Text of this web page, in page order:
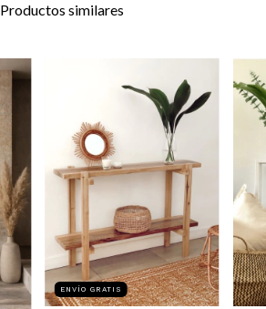
Productos similares
ENVÍO GRATIS